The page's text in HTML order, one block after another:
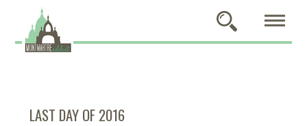
LAST DAY OF 2016